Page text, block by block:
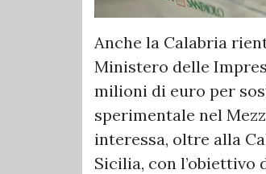
Anche la Calabria
Ministero delle
milioni di euro per
sperimentale nel
interessa, oltre alla
Sicilia, con